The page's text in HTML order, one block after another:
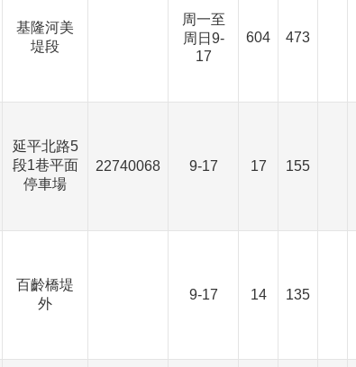
基隆河美
堤段
周一至
周日9-
17
604 473
延平北路5
段1巷平面
停車場
22740068 9-17 17 155
百齡橋堤
外
9-17 14 135